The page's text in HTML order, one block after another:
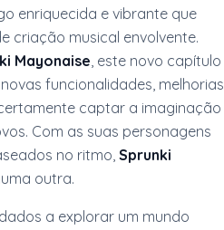
enriquecida e vibrante que
criação musical envolvente.
Mayonaise, este novo capítulo
funcionalidades, melhorias
captar a imaginação
Com as suas personagens
no ritmo, Sprunki
outra.
a explorar um mundo